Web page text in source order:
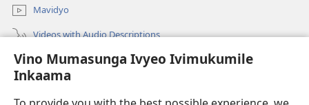
Vino Mumasunga Ivyeo Ivimukumile
Inkaama
Mavidyo
Videos with Audio Descriptions
Londini
(opens